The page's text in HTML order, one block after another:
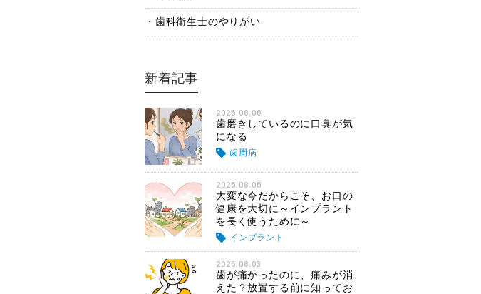
歯科衛生士のやりがい
新着記事
2026.08.06
歯磨きしているのに口臭が気
になる
歯周病
2026.08.06
大変な今だからこそ、お口の
健康を大切に～インプラント
を長く使うために～
インプラント
2026.08.03
歯が痛かったのに、痛みが消
えた？放置する前に知ってお